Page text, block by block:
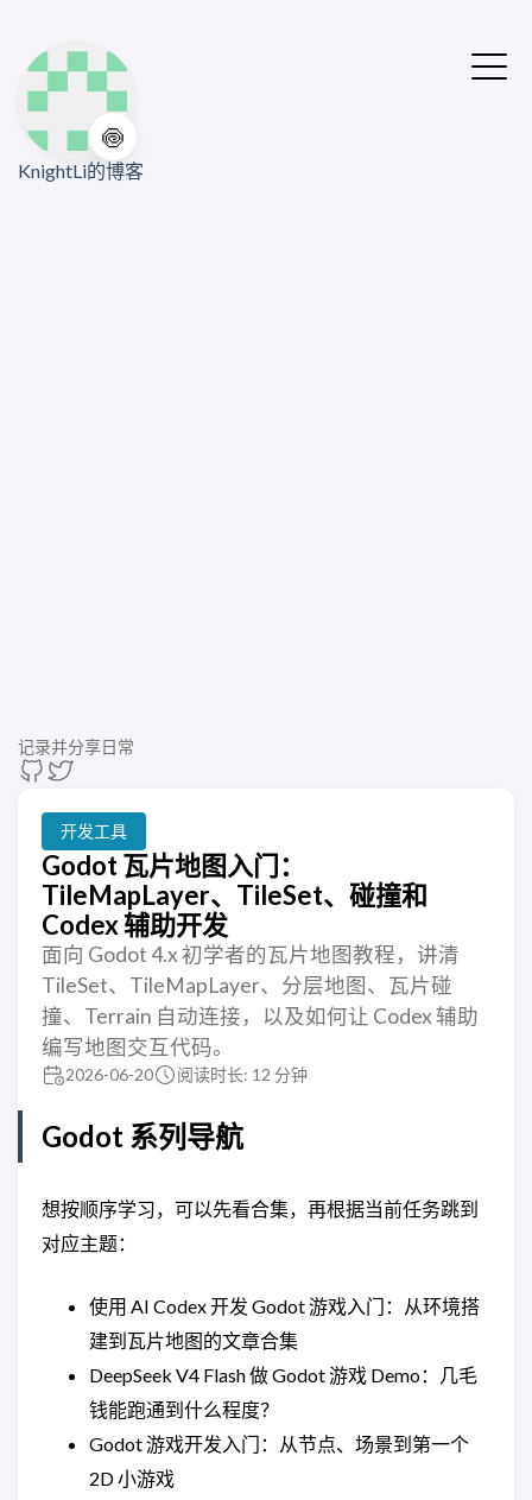
🍥
KnightLi的博客
记录并分享日常
开发工具
Godot 瓦片地图入门：
TileMapLayer、TileSet、碰撞和
Codex 辅助开发
面向 Godot 4.x 初学者的瓦片地图教程，讲清
TileSet、TileMapLayer、分层地图、瓦片碰
撞、Terrain 自动连接，以及如何让 Codex 辅助
编写地图交互代码。
2026-06-20 阅读时长: 12 分钟
Godot 系列导航
想按顺序学习，可以先看合集，再根据当前任务跳到
对应主题：
使用 AI Codex 开发 Godot 游戏入门：从环境搭
建到瓦片地图的文章合集
DeepSeek V4 Flash 做 Godot 游戏 Demo：几毛
钱能跑通到什么程度？
Godot 游戏开发入门：从节点、场景到第一个
2D 小游戏